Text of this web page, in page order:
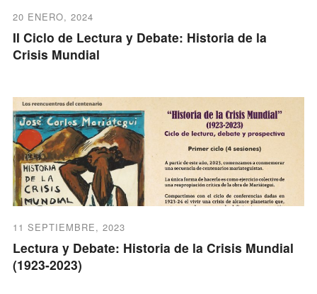
20 ENERO, 2024
II Ciclo de Lectura y Debate: Historia de la
Crisis Mundial
11 SEPTIEMBRE, 2023
Lectura y Debate: Historia de la Crisis Mundial
(1923-2023)